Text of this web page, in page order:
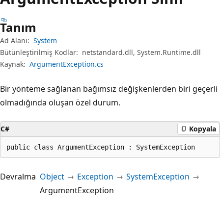
Tanım
Ad Alanı: System
Bütünleştirilmiş Kodlar: netstandard.dll, System.Runtime.dll
Kaynak: ArgumentException.cs
Bir yönteme sağlanan bağımsız değişkenlerden biri geçerli
olmadığında oluşan özel durum.
C# Kopyala
public class ArgumentException : SystemException
Devralma Object Exception
SystemException
ArgumentException